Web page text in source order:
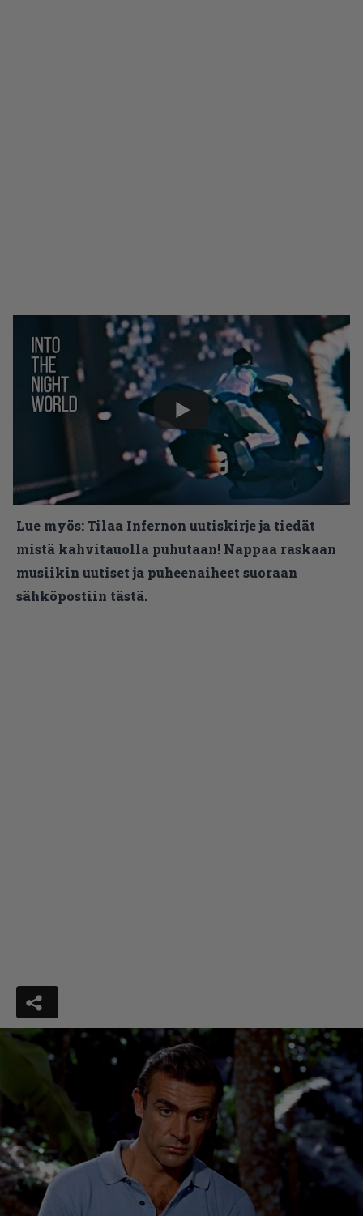
Lue myös:Tilaa Infernon uutiskirje ja tiedät
mistä kahvitauolla puhutaan! Nappaa raskaan
musiikin uutiset ja puheenaiheet suoraan
sähköpostiin tästä.